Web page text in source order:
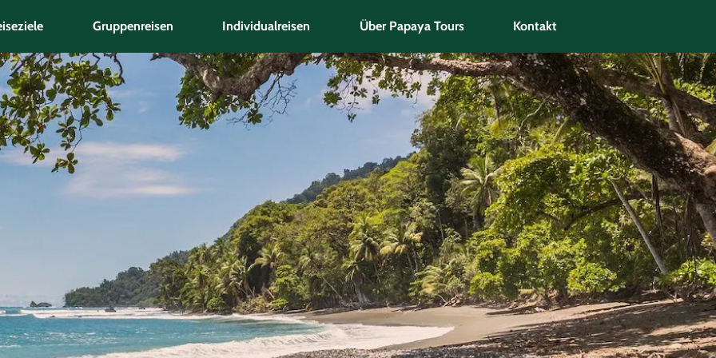
Gruppenreisen Individualreisen Über Papaya Tours Kontakt